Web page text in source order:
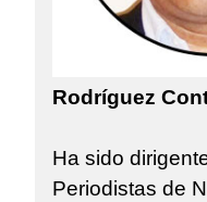
Rodríguez
Ha sido
Periodistas de